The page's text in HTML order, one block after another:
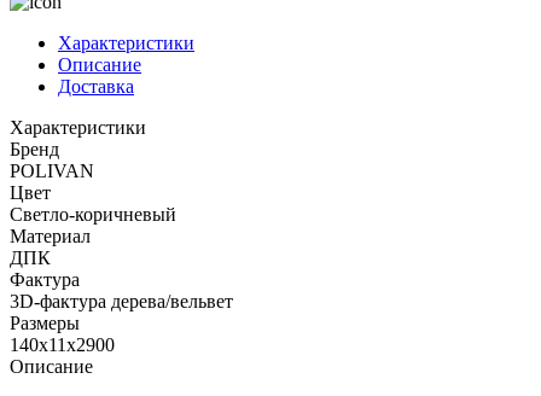
Характеристики
Описание
Доставка
Характеристики
Бренд
POLIVAN
Цвет
Светло-коричневый
Материал
ДПК
Фактура
3D-фактура дерева/вельвет
Размеры
140х11х2900
Описание